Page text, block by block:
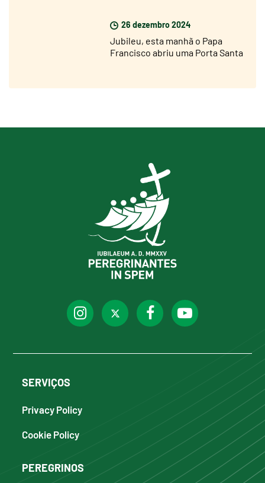
26 dezembro 2024
Jubileu, esta manhã o Papa
Francisco abriu uma Porta Santa
SERVIÇOS
Privacy Policy
Cookie Policy
PEREGRINOS